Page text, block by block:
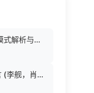
Android源码设计模式解析与实战 (何红辉，关爱民著, 何红辉, 关爱民著, 何红辉, 关爱民).pdf
数据科学中的R语言 (李舰，肖凯著, 李舰，肖凯著；吴喜之审校, Pdg2Pic).pdf